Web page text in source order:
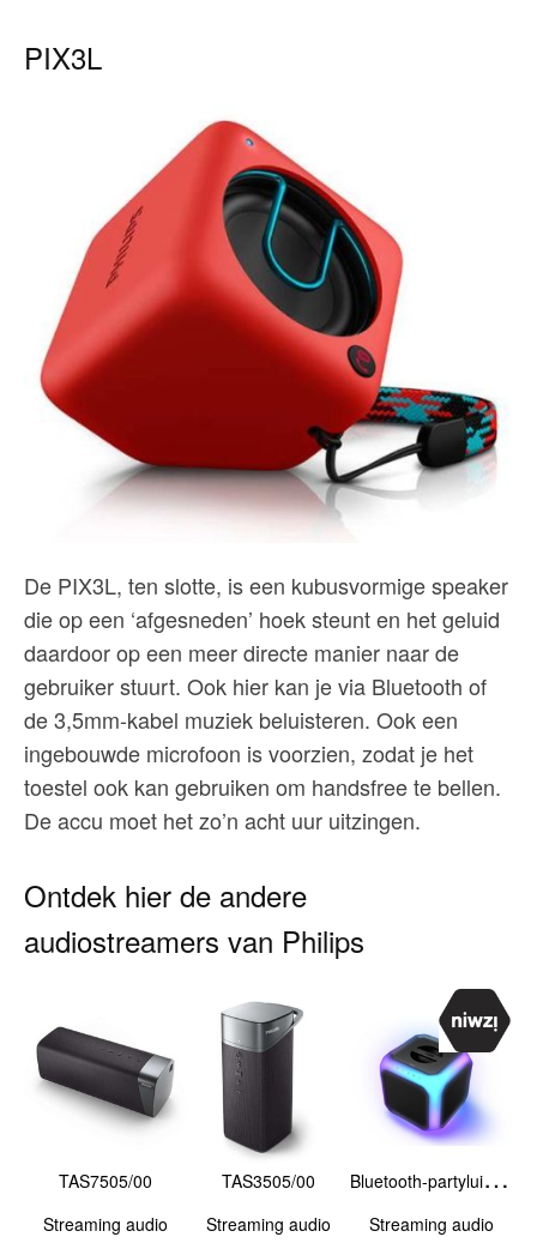
PIX3L
De PIX3L, ten slotte, is een kubusvormige speaker
die op een ‘afgesneden’ hoek steunt en het geluid
daardoor op een meer directe manier naar de
gebruiker stuurt. Ook hier kan je via Bluetooth of
de 3,5mm-kabel muziek beluisteren. Ook een
ingebouwde microfoon is voorzien, zodat je het
toestel ook kan gebruiken om handsfree te bellen.
De accu moet het zo’n acht uur uitzingen.
Ontdek hier de andere
audiostreamers van Philips
TAS7505/00
Streaming audio
TAS3505/00
Streaming audio
B
luetooth-partyluidspreker TAX7207/10
Streaming audio